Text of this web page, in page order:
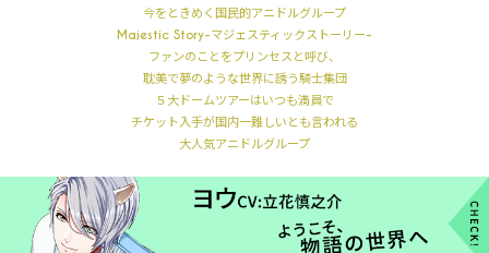
今をときめく国民的アニドルグループ
Majestic Story-マジェスティックストーリー-
ファンのことをプリンセスと呼び、
耽美で夢のような世界に誘う騎士集団
５大ドームツアーはいつも満員で
チケット入手が国内一難しいとも言われる
大人気アニドルグループ